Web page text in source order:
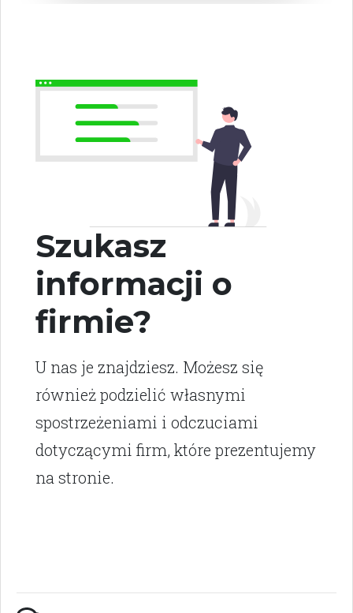
Szukasz
informacji o
firmie?
U nas je znajdziesz. Możesz się
również podzielić własnymi
spostrzeżeniami i odczuciami
dotyczącymi firm, które prezentujemy
na stronie.